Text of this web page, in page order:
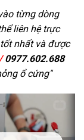
từng dòng
liên hệ trực
nhất và được
0977.602.688
ổ cứng"